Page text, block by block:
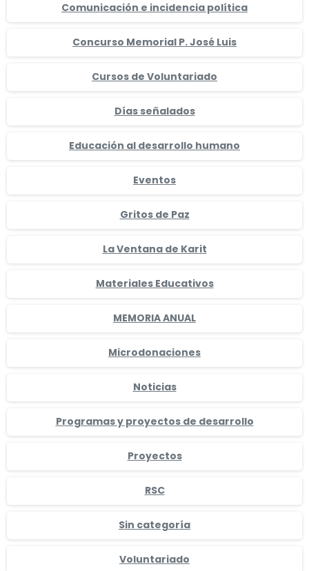
Comunicación e incidencia política
Concurso Memorial P. José Luis
Cursos de Voluntariado
Días señalados
Educación al desarrollo humano
Eventos
Gritos de Paz
La Ventana de Karit
Materiales Educativos
MEMORIA ANUAL
Microdonaciones
Noticias
Programas y proyectos de desarrollo
Proyectos
RSC
Sin categoría
Voluntariado